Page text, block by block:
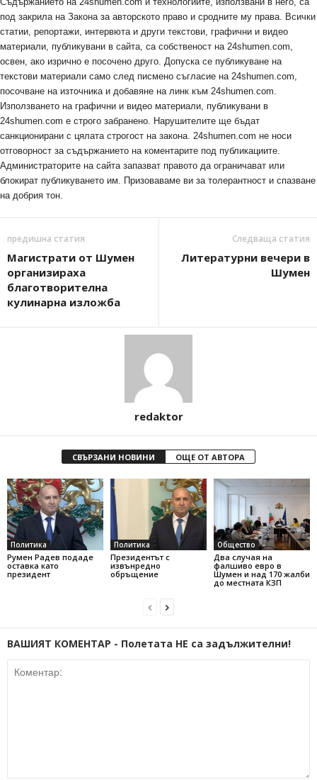
под закрила на Закона за авторското право и сродните му права. Всички
статии, репортажи, интервюта и други текстови, графични и видео
материали, публикувани в сайта, са собственост на 24shumen.com,
освен, ако изрично е посочено друго. Допуска се публикуване на
текстови материали само след писмено съгласие на 24shumen.com,
посочване на източника и добавяне на линк към 24shumen.com.
Използването на графични и видео материали, публикувани в
24shumen.com е строго забранено. Нарушителите ще бъдат
санкционирани с цялата строгост на закона. 24shumen.com не носи
отговорност за съдържанието на коментарите под публикациите.
Администраторите на сайта запазват правото да ограничават или
блокират публикуването им. Призоваваме ви за толерантност и спазване
на добрия тон.
предишна статия
Магистрати от Шумен
организираха
благотворителна
кулинарна изложба
Следваща статия
Литературни вечери в
Шумен
redaktor
СВЪРЗАНИ НОВИНИ ОЩЕ ОТ АВТОРА
Политика
Румен Радев подаде
оставка като
президент
Политика
Президентът с
извънредно
обръщение
Общество
Два случая на
фалшиво евро в
Шумен и над 170 жалби
до местната КЗП
ВАШИЯТ КОМЕНТАР - Полетата НЕ са задължителни!